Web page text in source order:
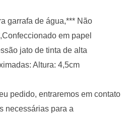
garrafa de água,*** Não
em papel
jato de tinta de alta
Altura: 4,5cm
pedido, entraremos em contato
necessárias para a